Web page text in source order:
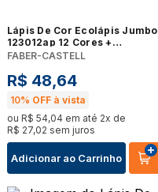
Lápis De Cor Ecolápis Jumbo
123012ap 12 Cores +
Apontador - Faber Castell
FABER-CASTELL
R$ 48,64
10% OFF à vista
ou R$ 54,04 em até 2x de
R$ 27,02 sem juros
Adicionar ao Carrinho